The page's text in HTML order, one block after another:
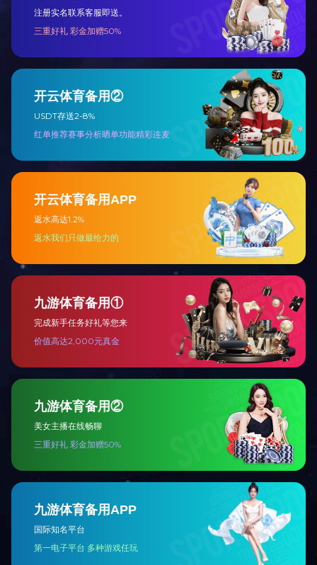
环投集团企业文化培训课程
历年企业文化—成长印记
政府机关 | 行业相关链接
ICP备案：
蒙ICP备18003771号-1
版权所有：内蒙古环保投资集团有限公司
地址：内蒙古呼和浩特市新城区海拉尔东街7-1号环投集团